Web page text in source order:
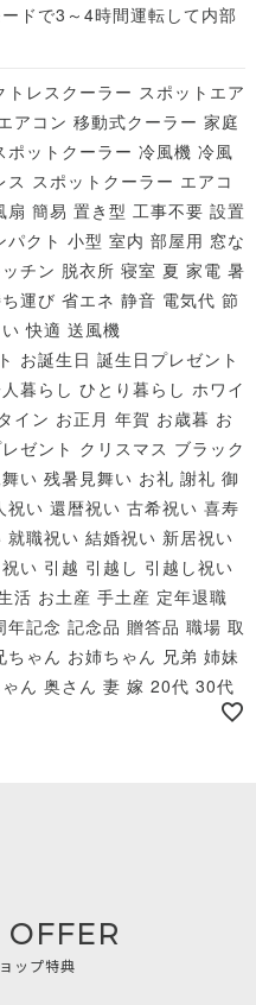
ドで3～4時間運転して内部
レスクーラー スポットエア
アコン 移動式クーラー 家庭
ポットクーラー 冷風機 冷風
スポットクーラー エアコ
簡易 置き型 工事不要 設置
クト 小型 室内 部屋用 窓な
チン 脱衣所 寝室 夏 家電 暑
運び 省エネ 静音 電気代 節
快適 送風機
お誕生日 誕生日プレゼント
暮らし ひとり暮らし ホワイ
イン お正月 年賀 お歳暮 お
ゼント クリスマス ブラック
い 残暑見舞い お礼 謝礼 御
い 還暦祝い 古希祝い 喜寿
職祝い 結婚祝い 新居祝い
い 引越 引越し 引越し祝い
活 お土産 手土産 定年退職
記念 記念品 贈答品 職場 取
ゃん お姉ちゃん 兄弟 姉妹
ん 奥さん 妻 嫁 20代 30代
ップ特典